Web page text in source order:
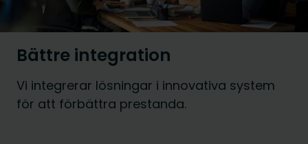
Bättre integration
Vi integrerar lösningar i innovativa system
för att förbättra prestanda.